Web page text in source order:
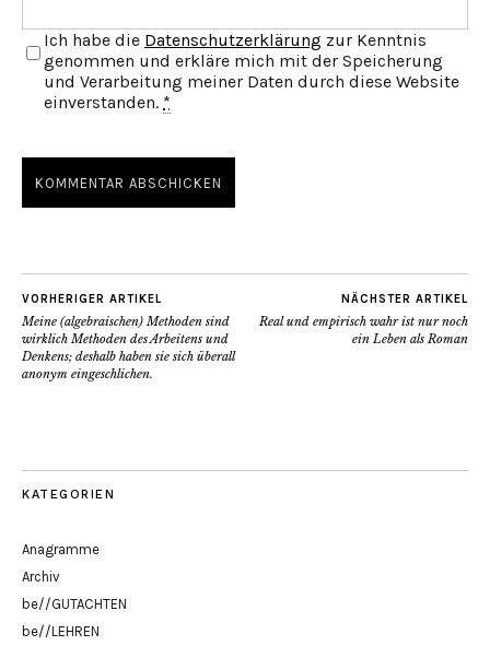
Ich habe die Datenschutzerklärung zur Kenntnis
genommen und erkläre mich mit der Speicherung
und Verarbeitung meiner Daten durch diese Website
einverstanden. *
VORHERIGER ARTIKEL
Meine (algebraischen) Methoden sind
wirklich Methoden des Arbeitens und
Denkens; deshalb haben sie sich überall
anonym eingeschlichen.
NÄCHSTER ARTIKEL
Real und empirisch wahr ist nur noch
ein Leben als Roman
KATEGORIEN
Anagramme
Archiv
be//GUTACHTEN
be//LEHREN